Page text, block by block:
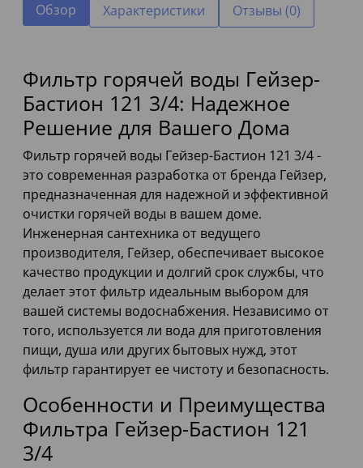
Обзор Характеристики Отзывы (0)
Фильтр горячей воды Гейзер-
Бастион 121 3/4: Надежное
Решение для Вашего Дома
Фильтр горячей воды Гейзер-Бастион 121 3/4 -
это современная разработка от бренда Гейзер,
предназначенная для надежной и эффективной
очистки горячей воды в вашем доме.
Инженерная сантехника от ведущего
производителя, Гейзер, обеспечивает высокое
качество продукции и долгий срок службы, что
делает этот фильтр идеальным выбором для
вашей системы водоснабжения. Независимо от
того, используется ли вода для приготовления
пищи, душа или других бытовых нужд, этот
фильтр гарантирует ее чистоту и безопасность.
Особенности и Преимущества
Фильтра Гейзер-Бастион 121
3/4